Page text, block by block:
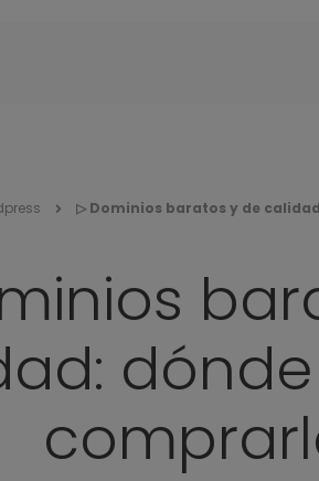
▷ Dominios baratos y de